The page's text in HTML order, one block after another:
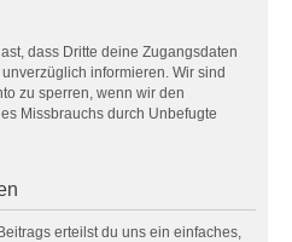
dass Dritte deine Zugangsdaten
informieren. Wir sind
zu sperren, wenn wir den
Missbrauchs durch Unbefugte
erteilst du uns ein einfaches,